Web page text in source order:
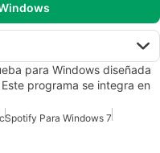
para Windows diseñada
programa se integra en
Spotify Para Windows 7